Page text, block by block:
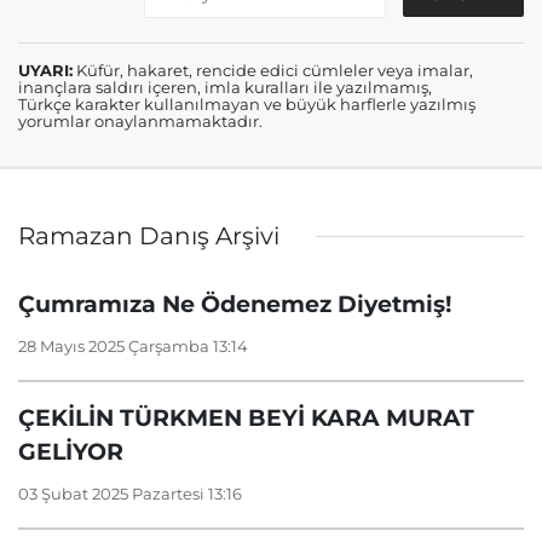
UYARI: Küfür, hakaret, rencide edici cümleler veya imalar,
inançlara saldırı içeren, imla kuralları ile yazılmamış,
Türkçe karakter kullanılmayan ve büyük harflerle yazılmış
yorumlar onaylanmamaktadır.
Ramazan Danış Arşivi
Çumramıza Ne Ödenemez Diyetmiş!
28 Mayıs 2025 Çarşamba 13:14
ÇEKİLİN TÜRKMEN BEYİ KARA MURAT
GELİYOR
03 Şubat 2025 Pazartesi 13:16